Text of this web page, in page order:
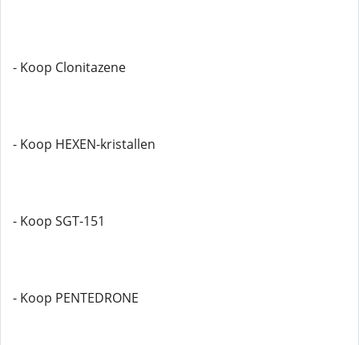
- Koop Clonitazene
- Koop HEXEN-kristallen
- Koop SGT-151
- Koop PENTEDRONE